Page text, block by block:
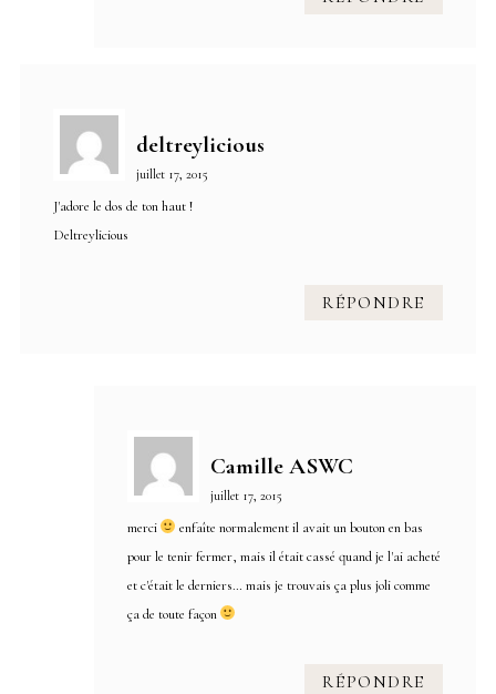
deltreylicious
juillet 17, 2015
J'adore le dos de ton haut !
Deltreylicious
RÉPONDRE
Camille ASWC
juillet 17, 2015
merci
enfaîte normalement il avait un bouton en bas
pour le tenir fermer, mais il était cassé quand je l'ai acheté
et c'était le derniers… mais je trouvais ça plus joli comme
ça de toute façon
RÉPONDRE